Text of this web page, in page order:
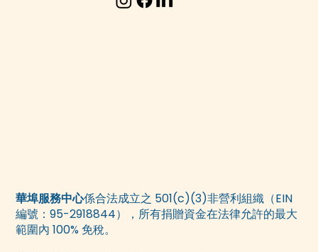
華埠服務中心係合法成立之 501(c)(3)非營利組織（EIN
編號：95-2918844），所有捐贈資金在法律允許的最大
範圍內 100% 免稅。